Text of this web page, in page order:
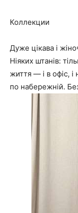
Коллекции
Дуже цікава і
Ніяких штанів:
життя — і в офіс, і
по набережній.